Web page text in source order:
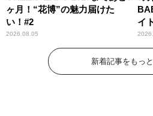
ヶ月！“花博”の魅力届けた
い！#2
2026.08.05
イ
わ
新着記事をもっ